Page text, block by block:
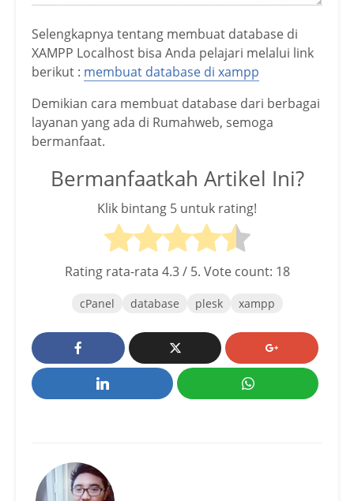
Selengkapnya tentang membuat database di
XAMPP Localhost bisa Anda pelajari melalui link
berikut : membuat database di xampp
Demikian cara membuat database dari berbagai
layanan yang ada di Rumahweb, semoga
bermanfaat.
Bermanfaatkah Artikel Ini?
Klik bintang 5 untuk rating!
Rating rata-rata 4.3/ 5. Vote count: 18
cPanel database plesk xampp